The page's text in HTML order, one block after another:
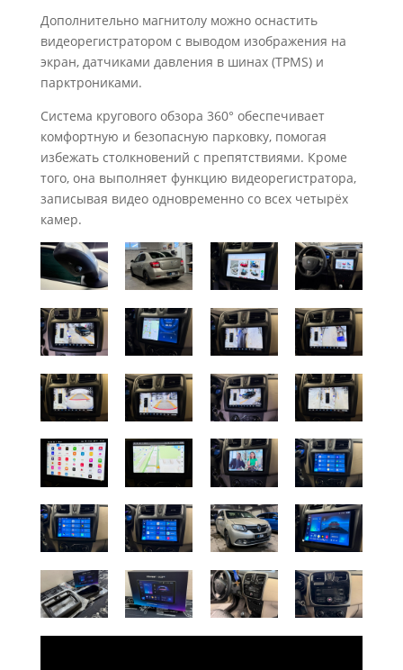
Дополнительно магнитолу можно оснастить
видеорегистратором с выводом изображения на
экран, датчиками давления в шинах (TPMS) и
парктрониками.
Система кругового обзора 360° обеспечивает
комфортную и безопасную парковку, помогая
избежать столкновений с препятствиями. Кроме
того, она выполняет функцию видеорегистратора,
записывая видео одновременно со всех четырёх
камер.